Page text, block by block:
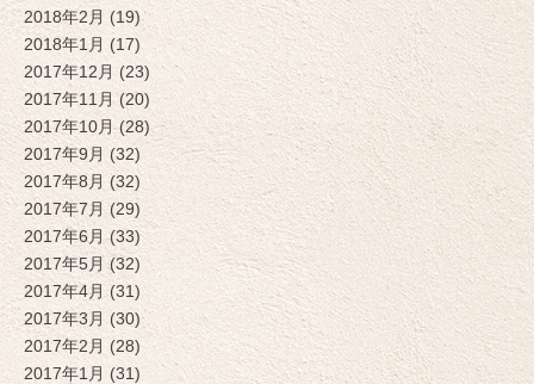
2018年2月 (19)
2018年1月 (17)
2017年12月 (23)
2017年11月 (20)
2017年10月 (28)
2017年9月 (32)
2017年8月 (32)
2017年7月 (29)
2017年6月 (33)
2017年5月 (32)
2017年4月 (31)
2017年3月 (30)
2017年2月 (28)
2017年1月 (31)